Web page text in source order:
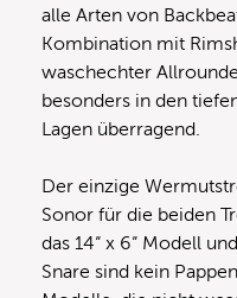
alle Arten von
Kombination mit
waschechter
besonders in den
Lagen überragend.
Der einzige
Sonor für die beiden
das 14“ x 6“ Modell
Snare sind kein